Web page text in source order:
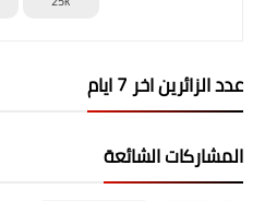
عدد الزائرين اخر 7 ايام
المشاركات الشائعة